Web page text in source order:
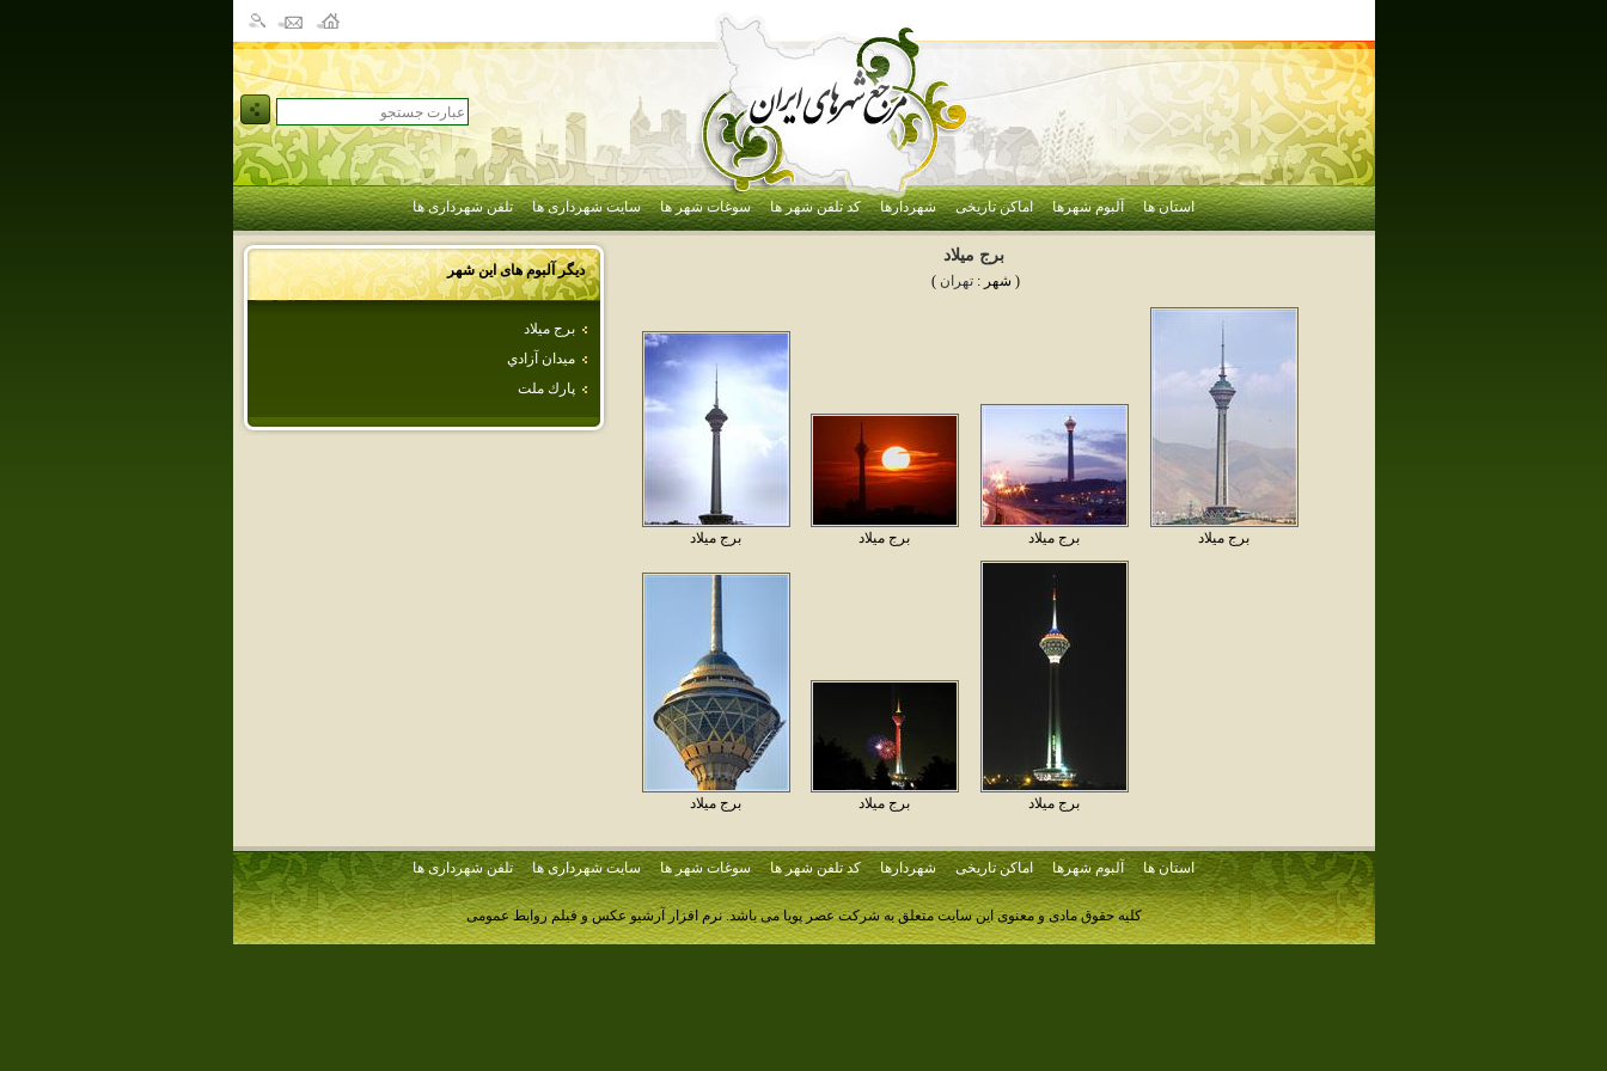
استان ها آلبوم شهرها اماکن تاریخی شهردارها کد تلفن شهر ها سوغات شهر ها سایت شهرداری ها تلفن شهرداری ها
دیگر آلبوم های این شهر
برج ميلاد
ميدان آزادي
پارك ملت
برج ميلاد
( شهر :تهران )
برج ميلاد برج ميلاد برج ميلاد برج ميلاد
برج ميلاد برج ميلاد برج ميلاد
استان ها آلبوم شهرها اماکن تاریخی شهردارها کد تلفن شهر ها سوغات شهر ها سایت شهرداری ها تلفن شهرداری ها
کلیه حقوق مادی و معنوی این سایت متعلق به شرکت عصر پویا می باشد.نرم افزار آرشیو عکس و فیلم روابط عمومی